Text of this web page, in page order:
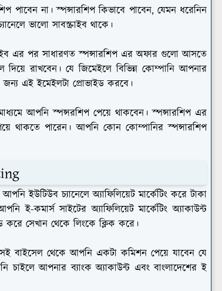
পাবেন না। স্পন্সারশিপ কিভাবে পাবেন, যেমন ধরেনিন
ভালো সাবস্ক্রাইব থাকে।
এর পর সাধারণত স্পন্সারশিপ এর অফার গুলো আসতে
রাখবেন। যে জিমেইলে বিভিন্ন কোম্পানি আপনার
এই ইমেইলটা প্রোভাইড করবে।
আপনি স্পন্সরশিপ পেয়ে থাকবেন। স্পন্সারশিপ এর
থাকতে পারেন। আপনি কোন কোম্পানির স্পন্সারশিপ
ইউটিউব চ্যানেলে অ্যাফিলিয়েট মার্কেটিং করে টাকা
কমার্স সাইটের অ্যাফিলিয়েট মার্কেটিং অ্যাকাউন্ট
করে সেখান থেকে লিংকে ক্লিক করে।
বাইসেল থেকে আপনি একটা কমিশন পেয়ে যাবেন যে
আপনার ব্যাংক অ্যাকাউন্ট এবং বাংলাদেশের ই